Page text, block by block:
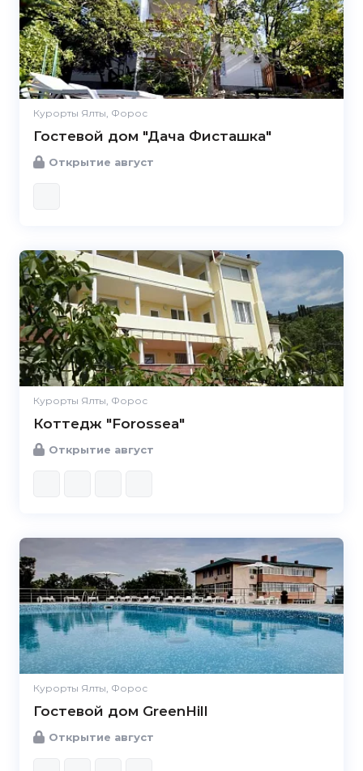
Курорты Ялты, Форос
Гостевой дом "Дача Фисташка"
Открытие август
Курорты Ялты, Форос
Коттедж "Forossea"
Открытие август
Курорты Ялты, Форос
Гостевой дом GreenHill
Открытие август